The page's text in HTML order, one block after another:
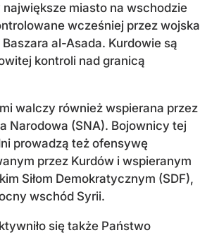
największe miasto na wschodzie
wcześniej przez wojska
al-Asada. Kurdowie są
kontroli nad granicą
walczy również wspierana przez
Narodowa (SNA). Bojownicy tej
prowadzą też ofensywę
przez Kurdów i wspieranym
Siłom Demokratycznym (SDF),
wschód Syrii.
się także Państwo